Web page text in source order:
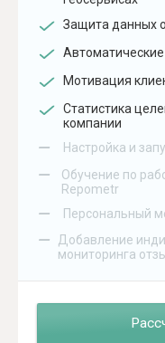
Защита данных
Мотивация
Статистика
компании
– Настройка и
–
Обучение по
Repometr
– Персональный
–
Добавление
мониторинга